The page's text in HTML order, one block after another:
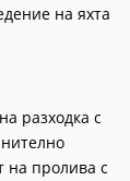
на яхта
разходка с
на пролива с